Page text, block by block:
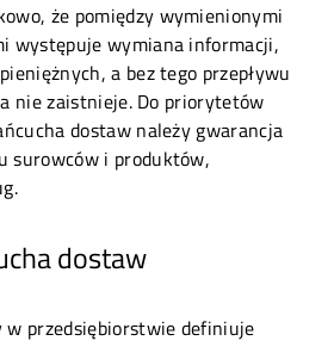
że pomiędzy wymienionymi
występuje wymiana informacji,
a bez tego przepływu
nie zaistnieje. Do priorytetów
dostaw należy gwarancja
surowców i produktów,
dostaw
w przedsiębiorstwie definiuje